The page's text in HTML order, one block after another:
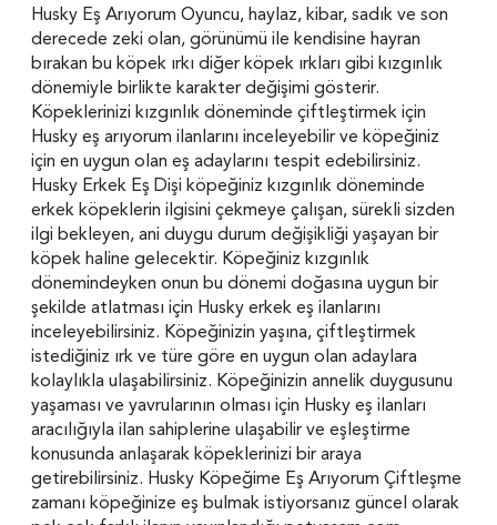
Husky Eş Arıyorum Oyuncu, haylaz, kibar, sadık ve son
derecede zeki olan, görünümü ile kendisine hayran
bırakan bu köpek ırkı diğer köpek ırkları gibi kızgınlık
dönemiyle birlikte karakter değişimi gösterir.
Köpeklerinizi kızgınlık döneminde çiftleştirmek için
Husky eş arıyorum ilanlarını inceleyebilir ve köpeğiniz
için en uygun olan eş adaylarını tespit edebilirsiniz.
Husky Erkek Eş Dişi köpeğiniz kızgınlık döneminde
erkek köpeklerin ilgisini çekmeye çalışan, sürekli sizden
ilgi bekleyen, ani duygu durum değişikliği yaşayan bir
köpek haline gelecektir. Köpeğiniz kızgınlık
dönemindeyken onun bu dönemi doğasına uygun bir
şekilde atlatması için Husky erkek eş ilanlarını
inceleyebilirsiniz. Köpeğinizin yaşına, çiftleştirmek
istediğiniz ırk ve türe göre en uygun olan adaylara
kolaylıkla ulaşabilirsiniz. Köpeğinizin annelik duygusunu
yaşaması ve yavrularının olması için Husky eş ilanları
aracılığıyla ilan sahiplerine ulaşabilir ve eşleştirme
konusunda anlaşarak köpeklerinizi bir araya
getirebilirsiniz. Husky Köpeğime Eş Arıyorum Çiftleşme
zamanı köpeğinize eş bulmak istiyorsanız güncel olarak